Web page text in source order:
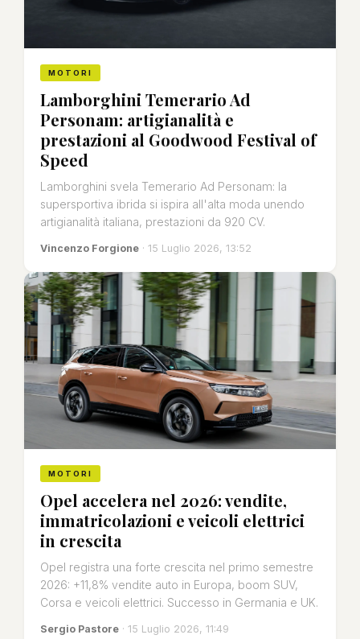
MOTORI
Lamborghini Temerario Ad
Personam: artigianalità e
prestazioni al Goodwood Festival of
Speed
Lamborghini svela Temerario Ad Personam: la
supersportiva ibrida si ispira all'alta moda unendo
artigianalità italiana, prestazioni da 920 CV.
Vincenzo Forgione · 15 Luglio 2026, 13:52
MOTORI
Opel accelera nel 2026: vendite,
immatricolazioni e veicoli elettrici
in crescita
Opel registra una forte crescita nel primo semestre
2026: +11,8% vendite auto in Europa, boom SUV,
Corsa e veicoli elettrici. Successo in Germania e UK.
Sergio Pastore · 15 Luglio 2026, 11:49